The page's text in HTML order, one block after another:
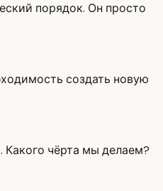
порядок. Он просто
создать новую
Какого чёрта мы делаем?